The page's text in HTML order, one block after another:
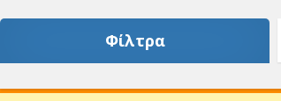
Φίλτρα